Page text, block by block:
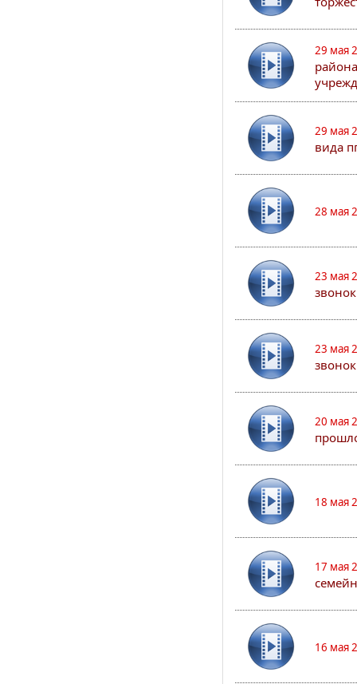
29 мая
29 мая
вида
28 мая
23 мая
звонок
23 мая
звонок
20 мая
18 мая
17 мая
16 мая